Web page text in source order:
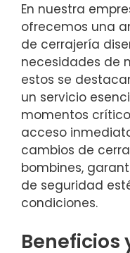
En nuestra
ofrecemos una
de cerrajería
necesidades de
estos se
un servicio
momentos
acceso
cambios de
bombines,
de seguridad
condiciones.
Beneficios